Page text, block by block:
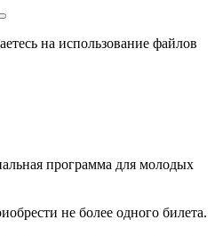
на использование файлов
программа для молодых
не более одного билета.